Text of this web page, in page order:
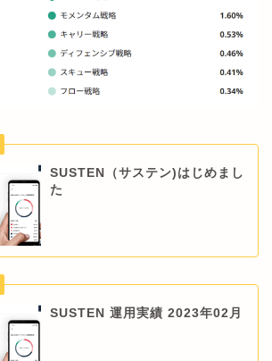
SUSTEN（サステン)はじめまし
た
SUSTEN 運用実績 2023年02月